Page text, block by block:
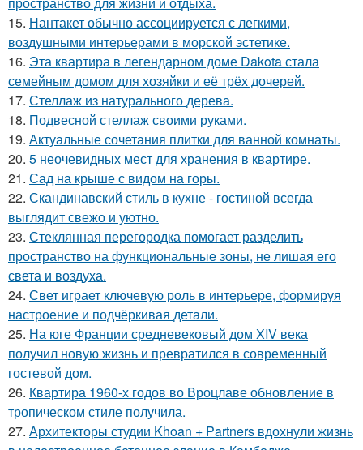
15. Нантакет обычно ассоциируется с легкими,
воздушными интерьерами в морской эстетике.
16. Эта квартира в легендарном доме Dakota стала
семейным домом для хозяйки и её трёх дочерей.
17. Стеллаж из натурального дерева.
18. Подвесной стеллаж своими руками.
19. Актуальные сочетания плитки для ванной комнаты.
20. 5 неочевидных мест для хранения в квартире.
21. Сад на крыше с видом на горы.
22. Скандинавский стиль в кухне - гостиной всегда
выглядит свежо и уютно.
23. Стеклянная перегородка помогает разделить
пространство на функциональные зоны, не лишая его
света и воздуха.
24. Свет играет ключевую роль в интерьере, формируя
настроение и подчёркивая детали.
25. На юге Франции средневековый дом XIV века
получил новую жизнь и превратился в современный
гостевой дом.
26. Квартира 1960-х годов во Вроцлаве обновление в
тропическом стиле получила.
27. Архитекторы студии Khoan + Partners вдохнули жизнь